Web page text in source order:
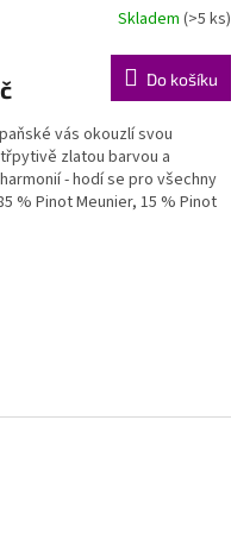
Skladem (>5 ks)
Do košíku
vás okouzlí svou
zlatou barvou a
- hodí se pro všechny
% Pinot Meunier, 15 % Pinot